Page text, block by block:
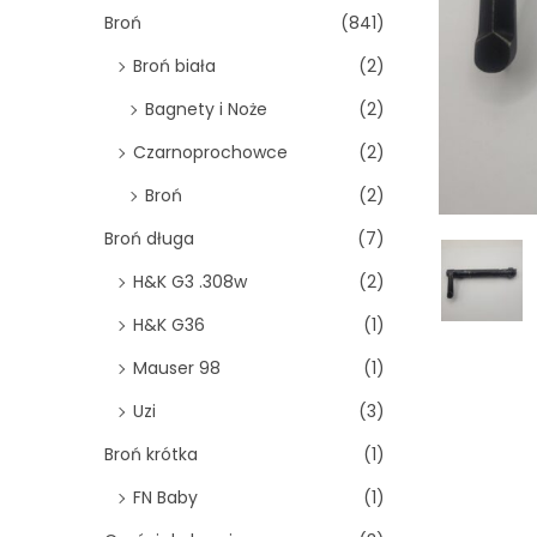
n
Broń
(841)
Broń biała
(2)
Bagnety i Noże
(2)
Czarnoprochowce
(2)
Broń
(2)
Broń długa
(7)
H&K G3 .308w
(2)
H&K G36
(1)
Mauser 98
(1)
Uzi
(3)
Broń krótka
(1)
FN Baby
(1)